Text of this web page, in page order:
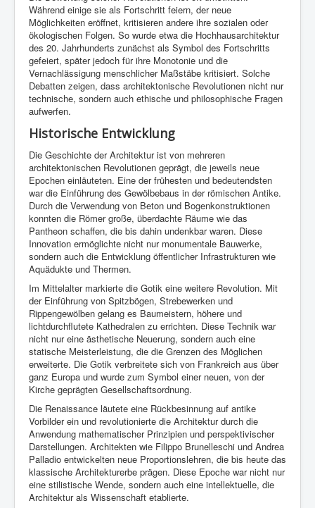
Während einige sie als Fortschritt feiern, der neue
Möglichkeiten eröffnet, kritisieren andere ihre sozialen oder
ökologischen Folgen. So wurde etwa die Hochhausarchitektur
des 20. Jahrhunderts zunächst als Symbol des Fortschritts
gefeiert, später jedoch für ihre Monotonie und die
Vernachlässigung menschlicher Maßstäbe kritisiert. Solche
Debatten zeigen, dass architektonische Revolutionen nicht nur
technische, sondern auch ethische und philosophische Fragen
aufwerfen.
Historische Entwicklung
Die Geschichte der Architektur ist von mehreren
architektonischen Revolutionen geprägt, die jeweils neue
Epochen einläuteten. Eine der frühesten und bedeutendsten
war die Einführung des Gewölbebaus in der römischen Antike.
Durch die Verwendung von Beton und Bogenkonstruktionen
konnten die Römer große, überdachte Räume wie das
Pantheon schaffen, die bis dahin undenkbar waren. Diese
Innovation ermöglichte nicht nur monumentale Bauwerke,
sondern auch die Entwicklung öffentlicher Infrastrukturen wie
Aquädukte und Thermen.
Im Mittelalter markierte die Gotik eine weitere Revolution. Mit
der Einführung von Spitzbögen, Strebewerken und
Rippengewölben gelang es Baumeistern, höhere und
lichtdurchflutete Kathedralen zu errichten. Diese Technik war
nicht nur eine ästhetische Neuerung, sondern auch eine
statische Meisterleistung, die die Grenzen des Möglichen
erweiterte. Die Gotik verbreitete sich von Frankreich aus über
ganz Europa und wurde zum Symbol einer neuen, von der
Kirche geprägten Gesellschaftsordnung.
Die Renaissance läutete eine Rückbesinnung auf antike
Vorbilder ein und revolutionierte die Architektur durch die
Anwendung mathematischer Prinzipien und perspektivischer
Darstellungen. Architekten wie Filippo Brunelleschi und Andrea
Palladio entwickelten neue Proportionslehren, die bis heute das
klassische Architekturerbe prägen. Diese Epoche war nicht nur
eine stilistische Wende, sondern auch eine intellektuelle, die
Architektur als Wissenschaft etablierte.